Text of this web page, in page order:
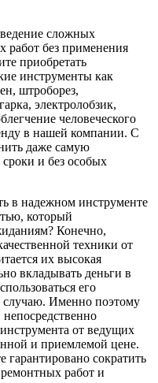
сложных
работ без применения
приобретать
инструменты как
штроборез,
электролобзик,
человеческого
в нашей компании. С
даже самую
и без особых
в надежном инструменте
который
Конечно,
техники от
их высокая
вкладывать деньги в
его
случаю. Именно поэтому
от ведущих
и приемлемой цене.
гарантировано сократить
работ и